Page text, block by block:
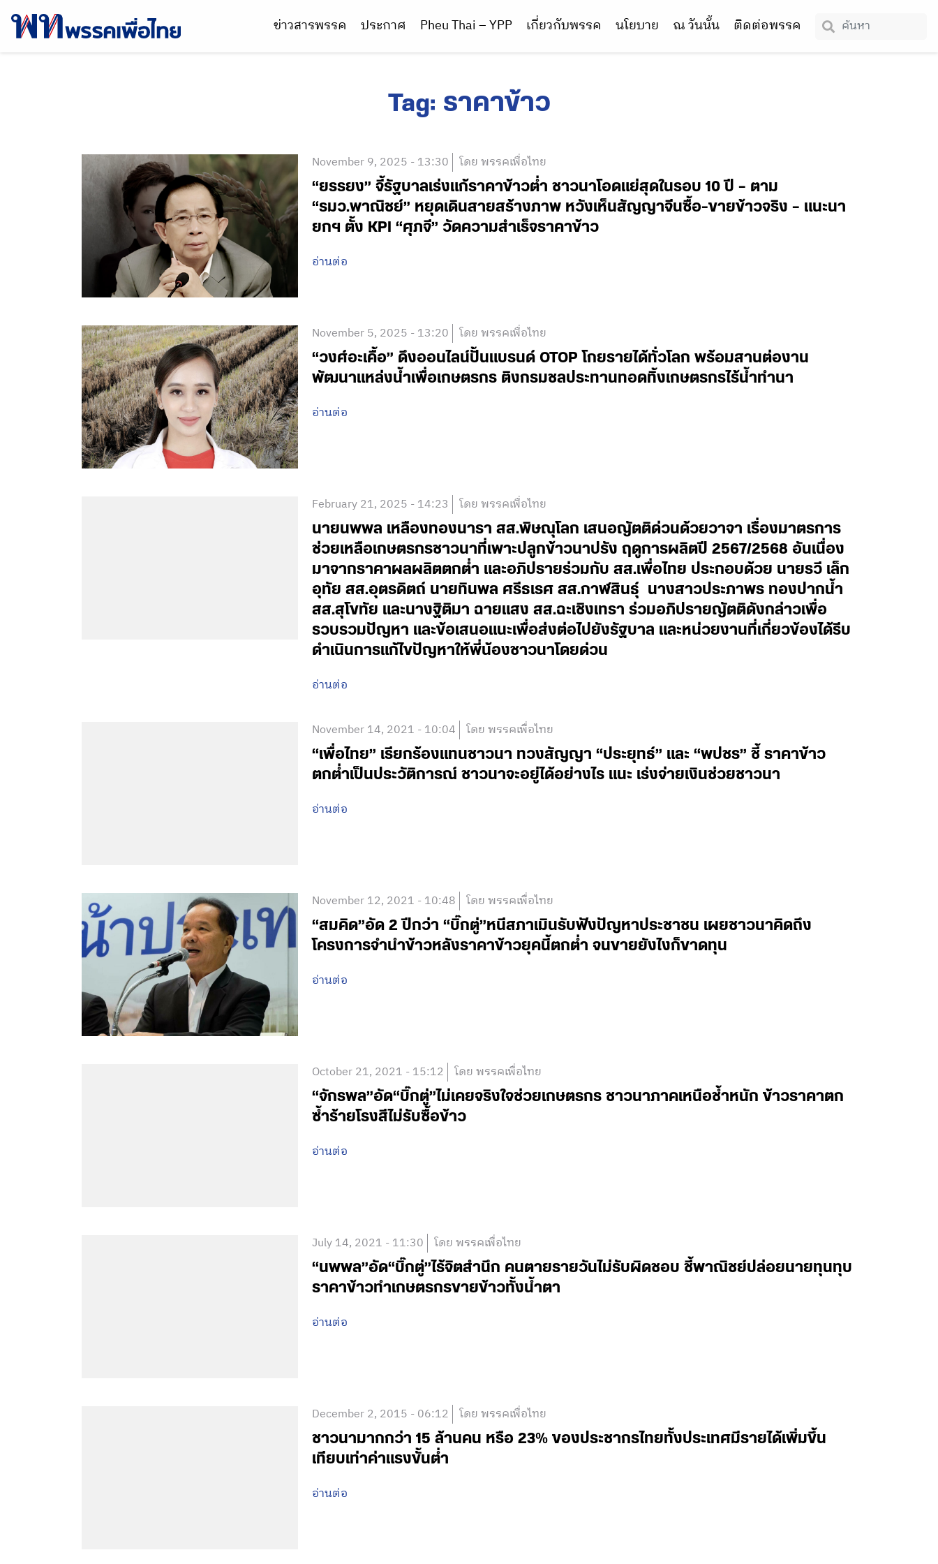
ข่าวสารพรรค ประกาศ Pheu Thai – YPP เกี่ยวกับพรรค นโยบาย ณ วันนั้น ติดต่อพรรค
Tag: ราคาข้าว
November 9, 2025 - 13:30 โดย พรรคเพื่อไทย
“ยรรยง” จี้รัฐบาลเร่งแก้ราคาข้าวต่ำ ชาวนาโอดแย่สุดในรอบ 10 ปี – ตาม
“รมว.พาณิชย์” หยุดเดินสายสร้างภาพ หวังเห็นสัญญาจีนซื้อ-ขายข้าวจริง – แนะนา
ยกฯ ตั้ง KPI “ศุภจี” วัดความสำเร็จราคาข้าว
อ่านต่อ
November 5, 2025 - 13:20 โดย พรรคเพื่อไทย
“วงศ์อะเคื้อ” ดึงออนไลน์ปั้นแบรนด์ OTOP โกยรายได้ทั่วโลก พร้อมสานต่องาน
พัฒนาแหล่งน้ำเพื่อเกษตรกร ติงกรมชลประทานทอดทิ้งเกษตรกรไร้น้ำทำนา
อ่านต่อ
February 21, 2025 - 14:23 โดย พรรคเพื่อไทย
นายนพพล เหลืองทองนารา สส.พิษณุโลก เสนอญัตติด่วนด้วยวาจา เรื่องมาตรการ
ช่วยเหลือเกษตรกรชาวนาที่เพาะปลูกข้าวนาปรัง ฤดูการผลิตปี 2567/2568 อันเนื่อง
มาจากราคาผลผลิตตกต่ำ และอภิปรายร่วมกับ สส.เพื่อไทย ประกอบด้วย นายรวี เล็ก
อุทัย สส.อุตรดิตถ์ นายทินพล ศรีธเรศ สส.กาฬสินธุ์ นางสาวประภาพร ทองปากน้ำ
สส.สุโขทัย และนางฐิติมา ฉายแสง สส.ฉะเชิงเทรา ร่วมอภิปรายญัตติดังกล่าวเพื่อ
รวบรวมปัญหา และข้อเสนอแนะเพื่อส่งต่อไปยังรัฐบาล และหน่วยงานที่เกี่ยวข้องได้รีบ
ดำเนินการแก้ไขปัญหาให้พี่น้องชาวนาโดยด่วน
อ่านต่อ
November 14, 2021 - 10:04 โดย พรรคเพื่อไทย
“เพื่อไทย” เรียกร้องแทนชาวนา ทวงสัญญา “ประยุทธ์” และ “พปชร” ชี้ ราคาข้าว
ตกต่ำเป็นประวัติการณ์ ชาวนาจะอยู่ได้อย่างไร แนะ เร่งจ่ายเงินช่วยชาวนา
อ่านต่อ
November 12, 2021 - 10:48 โดย พรรคเพื่อไทย
“สมคิด”อัด 2 ปีกว่า “บิ๊กตู่”หนีสภาเมินรับฟังปัญหาประชาชน เผยชาวนาคิดถึง
โครงการจำนำข้าวหลังราคาข้าวยุคนี้ตกต่ำ จนขายยังไงก็ขาดทุน
อ่านต่อ
October 21, 2021 - 15:12 โดย พรรคเพื่อไทย
“จักรพล”อัด“บิ๊กตู่”ไม่เคยจริงใจช่วยเกษตรกร ชาวนาภาคเหนือช้ำหนัก ข้าวราคาตก
ซ้ำร้ายโรงสีไม่รับซื้อข้าว
อ่านต่อ
July 14, 2021 - 11:30 โดย พรรคเพื่อไทย
“นพพล”อัด“บิ๊กตู่”ไร้จิตสำนึก คนตายรายวันไม่รับผิดชอบ ชี้พาณิชย์ปล่อยนายทุนทุบ
ราคาข้าวทำเกษตรกรขายข้าวทั้งน้ำตา
อ่านต่อ
December 2, 2015 - 06:12 โดย พรรคเพื่อไทย
ชาวนามากกว่า 15 ล้านคน หรือ 23% ของประชากรไทยทั้งประเทศมีรายได้เพิ่มขึ้น
เทียบเท่าค่าแรงขั้นต่ำ
อ่านต่อ